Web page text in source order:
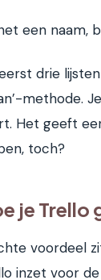
een naam,
drie lijsten
methode.
Het geeft
toch?
je
voordeel
inzet voor